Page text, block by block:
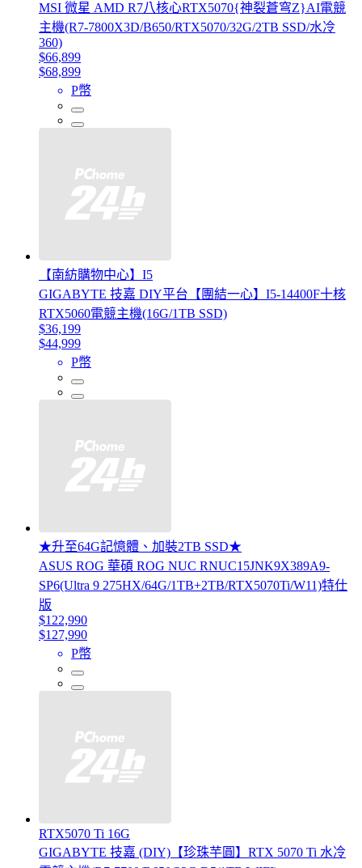
MSI 微星 AMD R7八核心RTX5070{神裂蒼穹Z}AI電競
主機(R7-7800X3D/B650/RTX5070/32G/2TB SSD/水冷
360)
$66,899
$68,899
P幣
【南紡購物中心】I5
GIGABYTE 技嘉 DIY平台【團結一心】I5-14400F十核
RTX5060電競主機(16G/1TB SSD)
$36,199
$44,999
P幣
★升至64G記憶體、加裝2TB SSD★
ASUS ROG 華碩 ROG NUC RNUC15JNK9X389A9-
SP6(Ultra 9 275HX/64G/1TB+2TB/RTX5070Ti/W11)特仕
版
$122,990
$127,990
P幣
RTX5070 Ti 16G
GIGABYTE 技嘉 (DIY)【珍珠芋圓】RTX 5070 Ti 水冷